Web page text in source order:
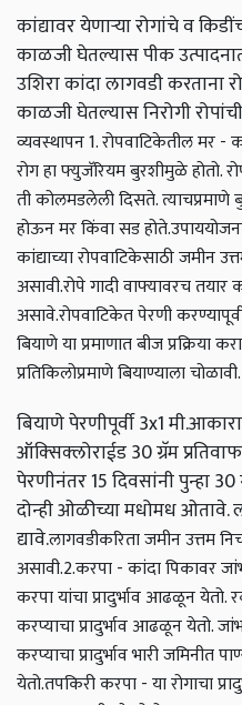
कांद्यावर येणाऱ्या रोगांचे व
काळजी घेतल्यास पीक
उशिरा कांदा लागवडी करताना
काळजी घेतल्यास निरोगी
व्यवस्थापन1. रोपवाटिकेतील मर -
रोग हा फ्युजॅरियम बुरशीमुळे होतो.
ती कोलमडलेली दिसते. त्याचप्रमाणे
होऊन मर किंवा सड होते.
कांद्याच्या रोपवाटिकेसाठी जमीन
असावी.रोपे गादी वाफ्यावरच तयार
असावे.रोपवाटिकेत पेरणी
बियाणे या प्रमाणात बीज प्रक्रिया
प्रतिकिलोप्रमाणे बियाण्याला चोळावी.
बियाणे पेरणीपूर्वी 3x1
ऑक्‍सिक्‍लोराईड 30 ग्रॅम
पेरणीनंतर 15 दिवसांनी पुन्हा
दोन्ही ओळीच्या मधोमध ओतावे.
द्यावे.लागवडीकरिता जमीन उत्तम
असावी.2.करपा - कांदा पिकावर
करपा यांचा प्रादुर्भाव आढळून येतो.
करप्याचा प्रादुर्भाव आढळून येतो.
करप्याचा प्रादुर्भाव भारी
येतो.तपकिरी करपा - या रोगाचा